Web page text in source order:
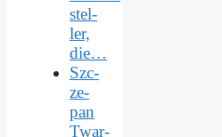
stel­
ler,
die…
Szc­
ze­
pan
Twar­